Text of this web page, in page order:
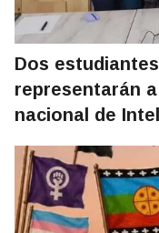
Dos
representarán
nacional de